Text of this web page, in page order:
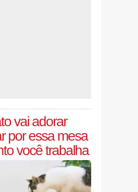
vai adorar
por essa mesa
você trabalha